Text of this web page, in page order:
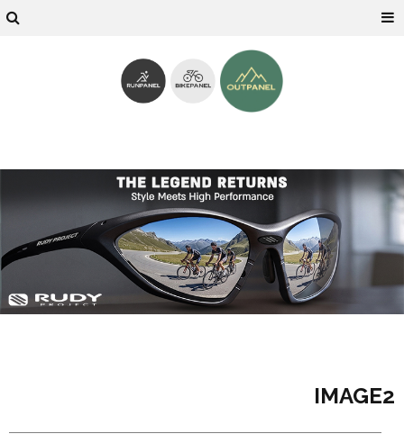
IMAGE2